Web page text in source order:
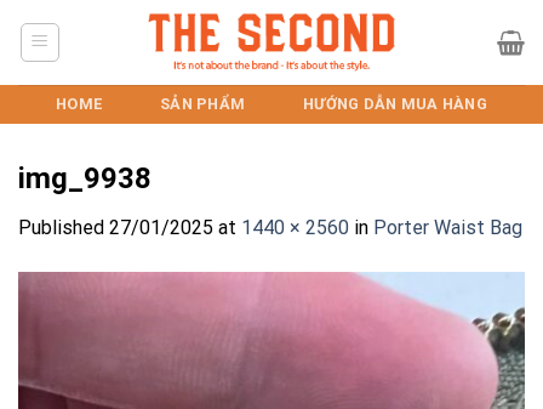
HOME SẢN PHẨM HƯỚNG DẪN MUA HÀNG
img_9938
Published 27/01/2025 at 1440 × 2560 in Porter Waist Bag